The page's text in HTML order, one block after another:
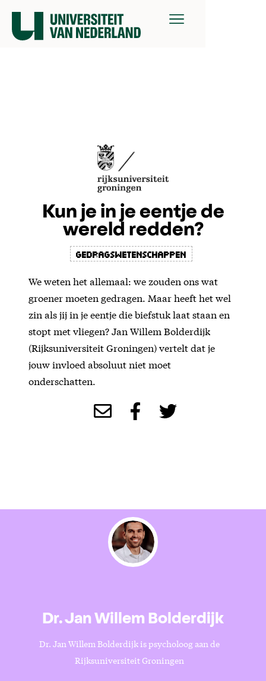
Kun je in je eentje de
wereld redden?
gedragswetenschappen
We weten het allemaal: we zouden ons wat
groener moeten gedragen. Maar heeft het wel
zin als jij in je eentje die biefstuk laat staan en
stopt met vliegen? Jan Willem Bolderdijk
(Rijksuniversiteit Groningen) vertelt dat je
jouw invloed absoluut niet moet
onderschatten.
Dr. Jan Willem Bolderdijk
Dr. Jan Willem Bolderdijk is psycholoog aan de
Rijksuniversiteit Groningen